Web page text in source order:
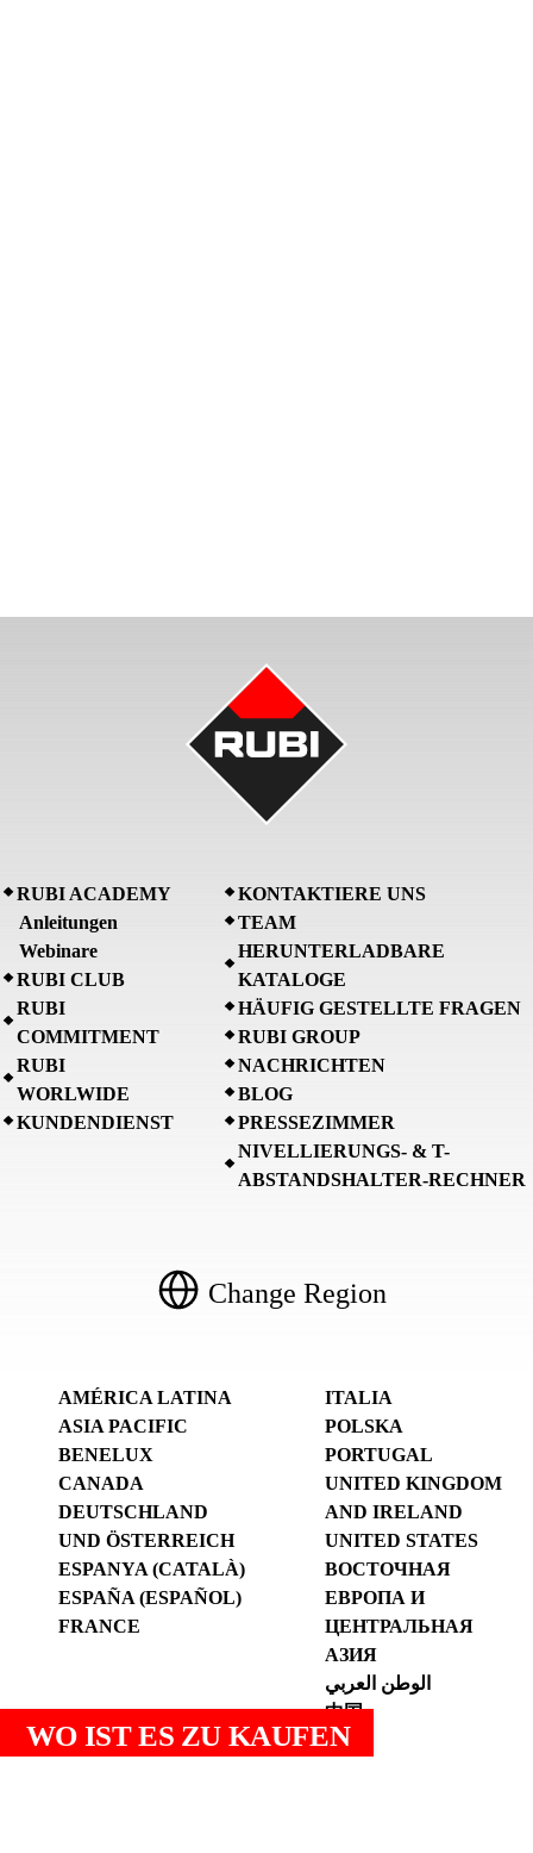
WO IST ES ZU KAUFEN
RUBI ACADEMY
Anleitungen
Webinare
RUBI CLUB
RUBI
COMMITMENT
RUBI
WORLWIDE
KUNDENDIENST
KONTAKTIERE UNS
TEAM
HERUNTERLADBARE
KATALOGE
HÄUFIG GESTELLTE FRAGEN
RUBI GROUP
NACHRICHTEN
BLOG
PRESSEZIMMER
NIVELLIERUNGS- & T-
ABSTANDSHALTER-RECHNER
Change Region
AMÉRICA LATINA
ASIA PACIFIC
BENELUX
CANADA
DEUTSCHLAND
UND ÖSTERREICH
ESPANYA (CATALÀ)
ESPAÑA (ESPAÑOL)
FRANCE
ITALIA
POLSKA
PORTUGAL
UNITED KINGDOM
AND IRELAND
UNITED STATES
ВОСТОЧНАЯ
ЕВРОПА И
ЦЕНТРАЛЬНАЯ
АЗИЯ
الوطن العربي
中国